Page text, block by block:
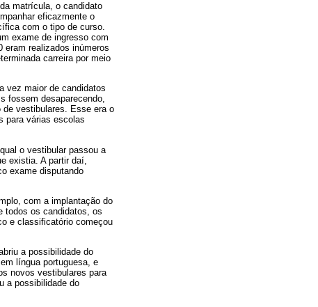
matrícula, o candidato
eficazmente o
com o tipo de curso.
exame de ingresso com
eram realizados inúmeros
carreira por meio
vez maior de candidatos
fossem desaparecendo,
vestibulares. Esse era o
para várias escolas
o vestibular passou a
existia. A partir daí,
exame disputando
com a implantação do
todos os candidatos, os
e classificatório começou
a possibilidade do
língua portuguesa, e
novos vestibulares para
a possibilidade do